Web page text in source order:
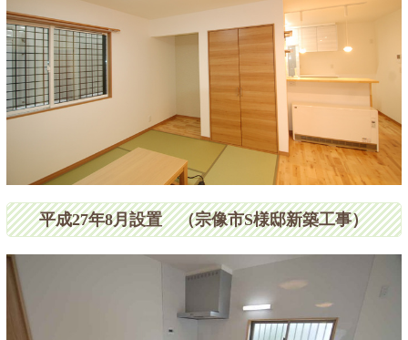
平成27年8月設置 （宗像市S様邸新築工事）